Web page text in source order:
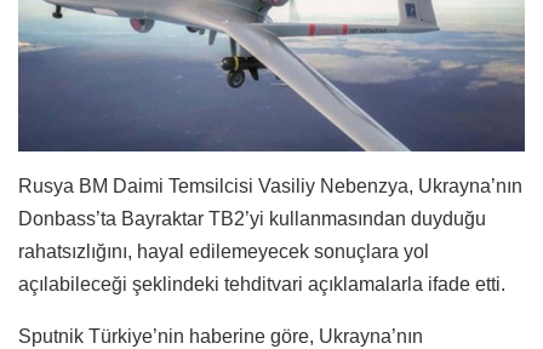
Rusya BM Daimi Temsilcisi Vasiliy Nebenzya, Ukrayna’nın
Donbass’ta Bayraktar TB2’yi kullanmasından duyduğu
rahatsızlığını, hayal edilemeyecek sonuçlara yol
açılabileceği şeklindeki tehditvari açıklamalarla ifade etti.
Sputnik Türkiye’nin haberine göre, Ukrayna’nın